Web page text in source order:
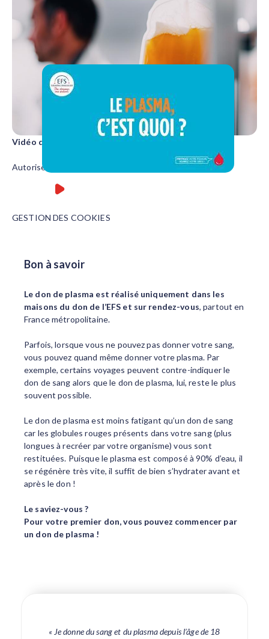
Vidéo désactivée
Autoriser les cookies pour accéder à cette fonctionnalité
GESTION DES COOKIES
Bon à savoir
Le don de plasma est réalisé uniquement dans les
maisons du don de l’EFS et sur rendez-vous, partout en
France métropolitaine.
Parfois, lorsque vous ne pouvez pas donner votre sang,
vous pouvez quand même donner votre plasma. Par
exemple, certains voyages peuvent contre-indiquer le
don de sang alors que le don de plasma, lui, reste le plus
souvent possible.
Le don de plasma est moins fatigant qu’un don de sang
car les globules rouges présents dans votre sang (plus
longues à recréer par votre organisme) vous sont
restituées. Puisque le plasma est composé à 90% d’eau, il
se régénère très vite, il suffit de bien s’hydrater avant et
après le don !
Le saviez-vous ?
Pour votre premier don, vous pouvez commencer par
un don de plasma !
« Je donne du sang et du plasma depuis l’âge de 18